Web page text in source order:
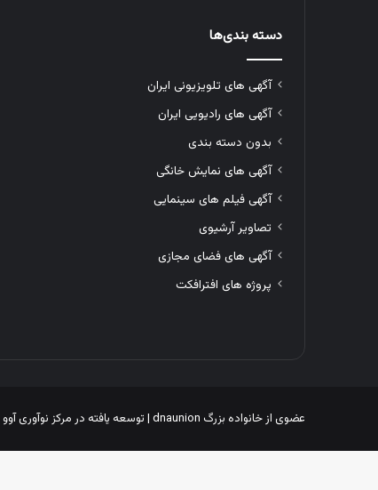
دسته بندی‌ها
آگهی های تلویزیونی ایران
آگهی های رادیویی ایران
بدون دسته بندی
آگهی های نمایش خانگی
آگهی فیلم های سینمایی
تصاویر آرشیوی
آگهی های فضای مجازی
پروژه های افترافکت
عضوی از خانواده بزرگ dnaunion | توسعه یافته در مرکز نوآوری آوو